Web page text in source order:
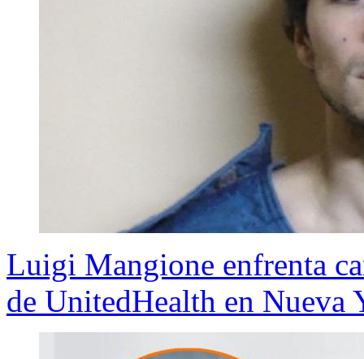
Luigi Mangione enfrenta
de UnitedHealth en Nueva